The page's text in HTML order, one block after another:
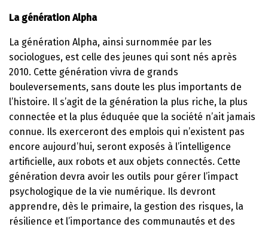
La génération Alpha
La génération Alpha, ainsi surnommée par les
sociologues, est celle des jeunes qui sont nés après
2010. Cette génération vivra de grands
bouleversements, sans doute les plus importants de
l’histoire. Il s’agit de la génération la plus riche, la plus
connectée et la plus éduquée que la société n’ait jamais
connue. Ils exerceront des emplois qui n’existent pas
encore aujourd’hui, seront exposés à l’intelligence
artificielle, aux robots et aux objets connectés. Cette
génération devra avoir les outils pour gérer l’impact
psychologique de la vie numérique. Ils devront
apprendre, dès le primaire, la gestion des risques, la
résilience et l’importance des communautés et des